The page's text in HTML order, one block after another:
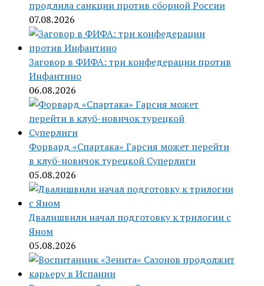
продлила санкции против сборной России
07.08.2026
Заговор в ФИФА: три конфедерации против
Инфантино
06.08.2026
Форвард «Спартака» Гарсия может перейти
в клуб-новичок турецкой Суперлиги
05.08.2026
Двалишвили начал подготовку к трилогии с
Яном
05.08.2026